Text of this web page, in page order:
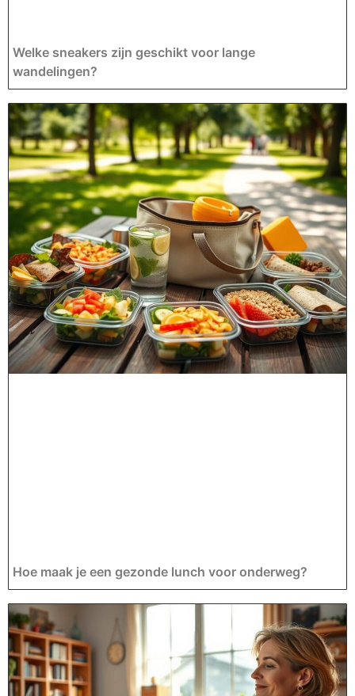
Welke sneakers zijn geschikt voor lange
wandelingen?
Hoe maak je een gezonde lunch voor onderweg?